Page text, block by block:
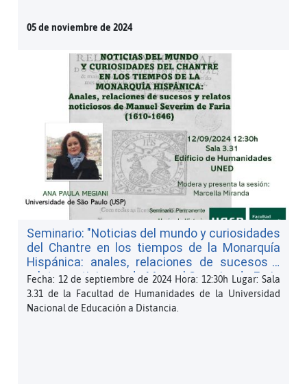
05 de noviembre de 2024
Seminario: "Noticias del mundo y curiosidades
del Chantre en los tiempos de la Monarquía
Hispánica: anales, relaciones de sucesos y
relatos noticiosos de Manuel Severim de Faria
(1610-1646)", a cargo de Ana Paula Megiani
(Universidad de São Paulo). (PDF, 171 KB)
Fecha: 12 de septiembre de 2024 Hora: 12:30h Lugar: Sala
3.31 de la Facultad de Humanidades de la Universidad
Nacional de Educación a Distancia.